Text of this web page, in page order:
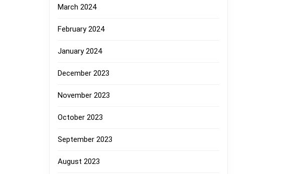
March 2024
February 2024
January 2024
December 2023
November 2023
October 2023
September 2023
August 2023